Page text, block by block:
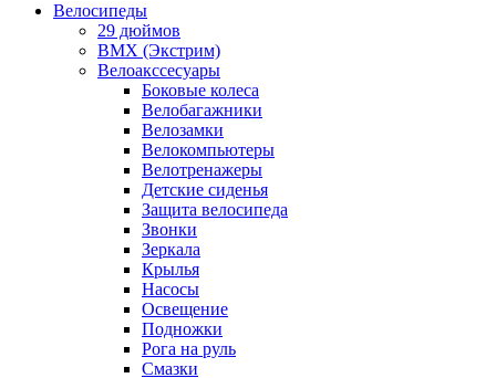
Велосипеды
29 дюймов
BMX (Экстрим)
Велоакссесуары
Боковые колеса
Велобагажники
Велозамки
Велокомпьютеры
Велотренажеры
Детские сиденья
Защита велосипеда
Звонки
Зеркала
Крылья
Насосы
Освещение
Подножки
Рога на руль
Смазки